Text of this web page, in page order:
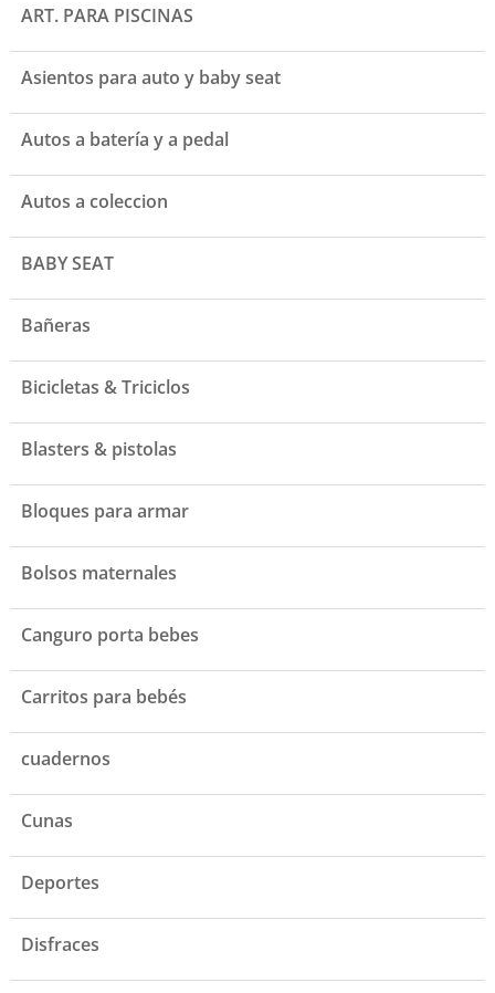
ART. PARA PISCINAS
Asientos para auto y baby seat
Autos a batería y a pedal
Autos a coleccion
BABY SEAT
Bañeras
Bicicletas & Triciclos
Blasters & pistolas
Bloques para armar
Bolsos maternales
Canguro porta bebes
Carritos para bebés
cuadernos
Cunas
Deportes
Disfraces